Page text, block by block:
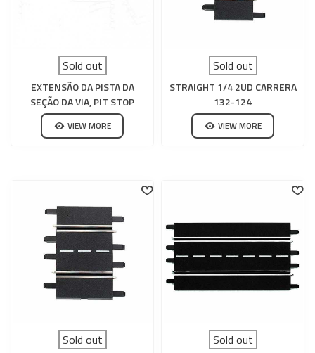
Sold out
EXTENSÃO DA PISTA DA
SEÇÃO DA VIA, PIT STOP
CARRERA DIGITAL 132-124
VIEW MORE
Sold out
STRAIGHT 1/4 2UD CARRERA
132-124
VIEW MORE
Sold out Sold out